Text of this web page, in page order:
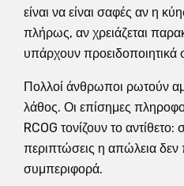
είναι να είναι σαφές αν η
πλήρως, αν χρειάζεται
υπάρχουν προειδοποιητικά
Πολλοί άνθρωποι ρωτούν
λάθος. Οι επίσημες
RCOG τονίζουν το αντίθετο:
περιπτώσεις η απώλεια δεν
συμπεριφορά.